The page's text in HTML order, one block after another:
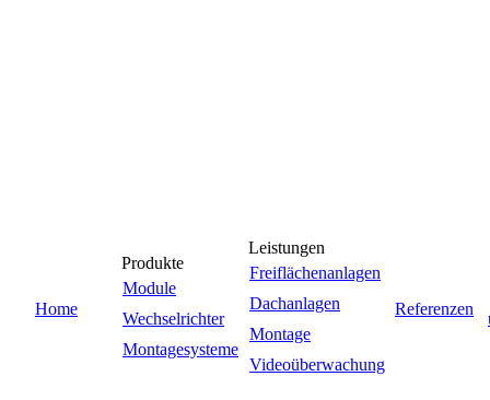
Home
Produkte
Module
Wechselrichter
Montagesysteme
Leistungen
Freiflächenanlagen
Dachanlagen
Montage
Videoüberwachung
Referenzen